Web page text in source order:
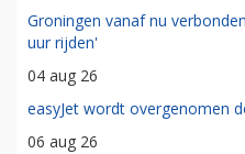
Groningen vanaf nu
uur rijden'
04 aug 26
easyJet wordt overgenomen
06 aug 26